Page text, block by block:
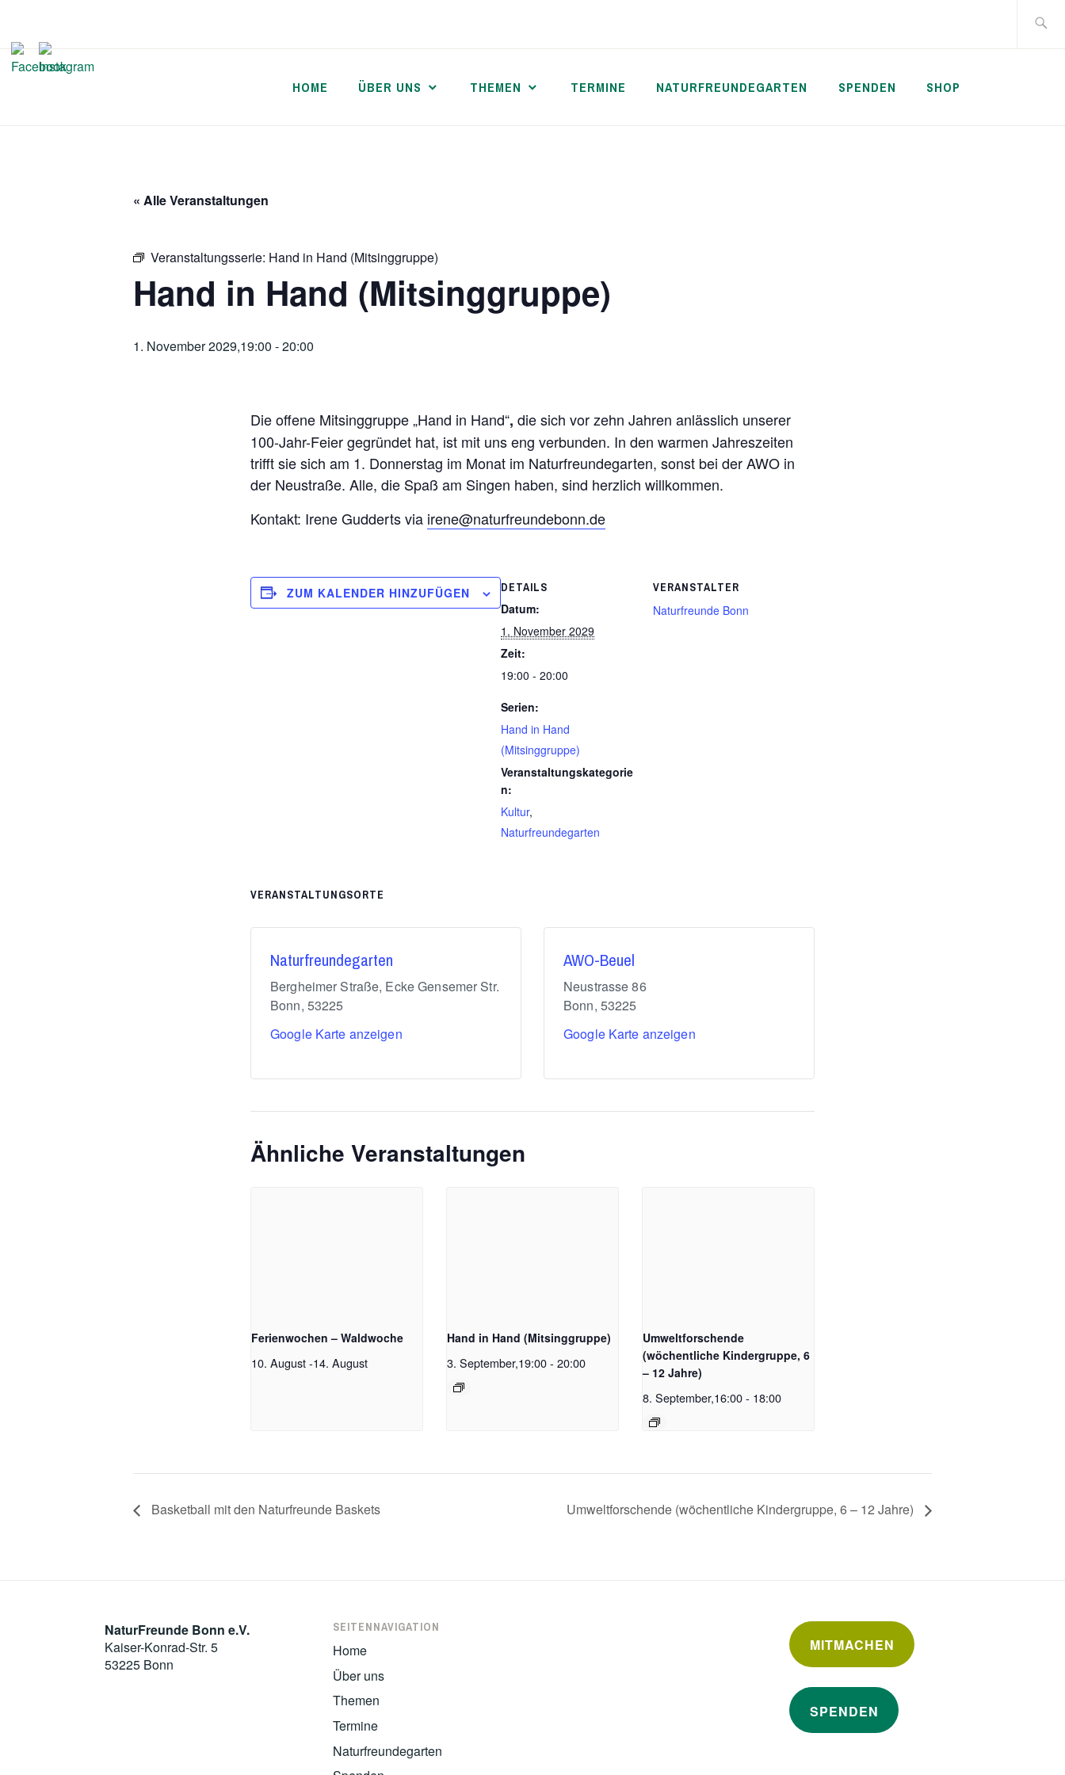
springen
nach:
HOME ÜBER UNS THEMEN TERMINE NATURFREUNDEGARTEN SPENDEN SHOP
« Alle Veranstaltungen
Veranstaltungsserie: Hand in Hand (Mitsinggruppe)
Hand in Hand (Mitsinggruppe)
1. November 2029,19:00 -20:00
Die offene Mitsinggruppe „Hand in Hand“, die sich vor zehn Jahren anlässlich unserer
100-Jahr-Feier gegründet hat, ist mit uns eng verbunden. In den warmen Jahreszeiten
trifft sie sich am 1. Donnerstag im Monat im Naturfreundegarten, sonst bei der AWO in
der Neustraße. Alle, die Spaß am Singen haben, sind herzlich willkommen.
Kontakt: Irene Gudderts via irene@naturfreundebonn.de
ZUM KALENDER HINZUFÜGEN DETAILS
Datum:
1. November 2029
Zeit:
19:00 - 20:00
Serien:
Hand in Hand
(Mitsinggruppe)
Veranstaltungskategorie
n:
Kultur,
Naturfreundegarten
VERANSTALTER
Naturfreunde Bonn
VERANSTALTUNGSORTE
Naturfreundegarten
Bergheimer Straße, Ecke Gensemer Str.
Bonn, 53225
Google Karte anzeigen
AWO-Beuel
Neustrasse 86
Bonn, 53225
Google Karte anzeigen
Ähnliche Veranstaltungen
Ferienwochen – Waldwoche
10. August-14. August
Hand in Hand (Mitsinggruppe)
3. September,19:00- 20:00
Umweltforschende
(wöchentliche Kindergruppe, 6
– 12 Jahre)
8. September,16:00 - 18:00
Basketball mit den Naturfreunde Baskets Umweltforschende (wöchentliche Kindergruppe, 6 – 12 Jahre)
NaturFreunde Bonn e.V.
Kaiser-Konrad-Str. 5
53225 Bonn
SEITENNAVIGATION
Home
Über uns
Themen
Termine
Naturfreundegarten
MITMACHEN
SPENDEN